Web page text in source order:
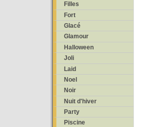
Filles
Fort
Glacé
Glamour
Halloween
Joli
Laid
Noel
Noir
Nuit d'hiver
Party
Piscine